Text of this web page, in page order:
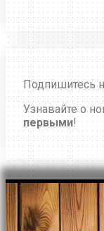
Подпишитесь
Узнавайте о
первыми!